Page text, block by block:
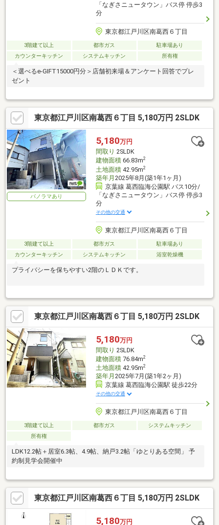
「なぎさニュータウン」バス停 停歩3
分
東京都江戸川区南葛西６丁目
3階建て以上 都市ガス
駐車場あり
カウンターキッチン
システムキッチン 所有権
＜選べるe-GIFT15000円分＞店舗初来場＆アンケート回答でプレ
ゼント
東京都江戸川区南葛西６丁目 5,180万円 2SLDK
パノラマあり
5,180万円
間取り 2SLDK
建物面積66.83m2
土地面積42.95m2
築年月 2025年8月(築1年1ヶ月)
京葉線 葛西臨海公園駅 バス10分/
「なぎさニュータウン」バス停 停歩3
分
その他の交通
東京都江戸川区南葛西６丁目
3階建て以上 都市ガス
駐車場あり
カウンターキッチン
システムキッチン 浴室乾燥機
プライバシーを保ちやすい2階のＬＤＫです。
東京都江戸川区南葛西６丁目 5,180万円 2SLDK
5,180万円
間取り 2SLDK
建物面積76.84m2
土地面積42.95m2
築年月 2025年7月(築1年2ヶ月)
京葉線 葛西臨海公園駅 徒歩22分
その他の交通
東京都江戸川区南葛西６丁目
3階建て以上 都市ガス
システムキッチン
所有権
LDK12.2帖＋居室6.3帖、4.9帖、納戸3.2帖「ゆとりある空間」 予
約制見学会開催中
東京都江戸川区南葛西６丁目 5,180万円 2SLDK
5,180万円